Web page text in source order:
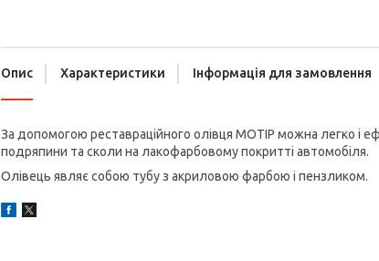
Опис Характеристики Інформація для замовлення
За допомогою реставраційного олівця MOTIP можна легко і
подряпини та сколи на лакофарбовому покритті автомобіля.
Олівець являє собою тубу з акриловою фарбою і пензликом.